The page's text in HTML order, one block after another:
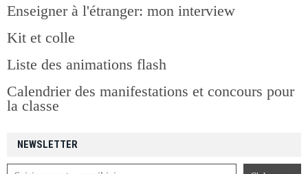
NEWSLETTER
Enseigner à l'étranger: mon interview
Kit et colle
Liste des animations flash
Calendrier des manifestations et concours pour
la classe